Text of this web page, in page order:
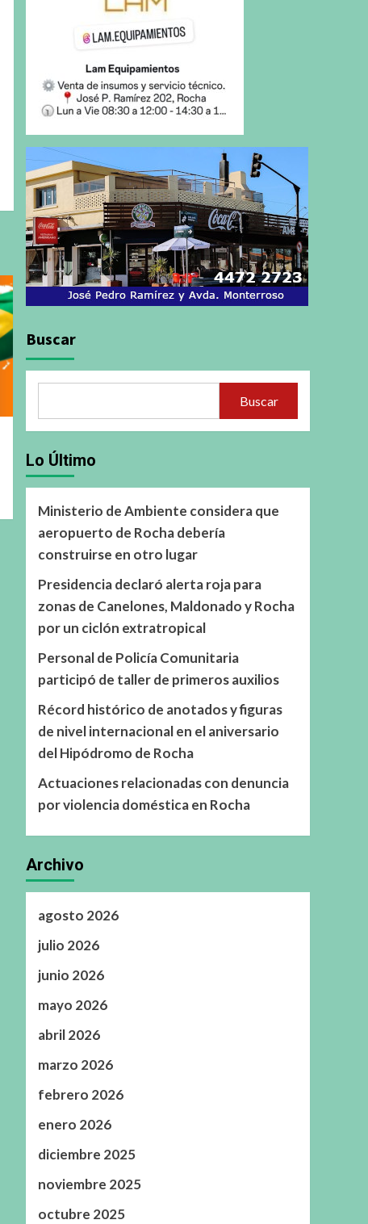
Buscar
Buscar
Lo Último
Ministerio de Ambiente considera que
aeropuerto de Rocha debería
construirse en otro lugar
Presidencia declaró alerta roja para
zonas de Canelones, Maldonado y Rocha
por un ciclón extratropical
Personal de Policía Comunitaria
participó de taller de primeros auxilios
Récord histórico de anotados y figuras
de nivel internacional en el aniversario
del Hipódromo de Rocha
Actuaciones relacionadas con denuncia
por violencia doméstica en Rocha
Archivo
agosto 2026
julio 2026
junio 2026
mayo 2026
abril 2026
marzo 2026
febrero 2026
enero 2026
diciembre 2025
noviembre 2025
octubre 2025